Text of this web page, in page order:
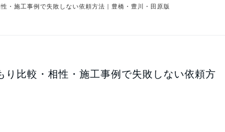
・施工事例で失敗しない依頼方法｜豊橋・豊川・田原版
り比較・相性・施工事例で失敗しない依頼方